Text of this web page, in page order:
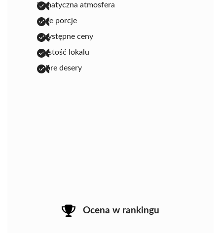
klimatyczna atmosfera
duże porcje
przystępne ceny
czystość lokalu
dobre desery
Ocena w rankingu